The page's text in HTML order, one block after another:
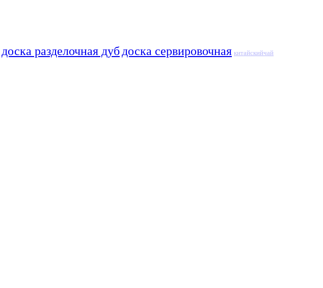
доска разделочная дуб доска сервировочная китайскийчай